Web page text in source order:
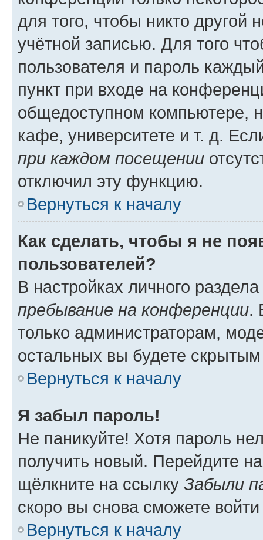
для того, чтобы никто другой
учётной записью. Для того
пользователя и пароль
пункт при входе на
общедоступном компьютере,
кафе, университете и т. д.
при каждом посещении
отключил эту функцию.
Вернуться к началу
Как сделать, чтобы я не
пользователей?
В настройках личного
пребывание на конференции.
только администраторам,
остальных вы будете
Вернуться к началу
Я забыл пароль!
Не паникуйте! Хотя пароль
получить новый. Перейдите
щёлкните на ссылку Забыли
скоро вы снова сможете
Вернуться к началу